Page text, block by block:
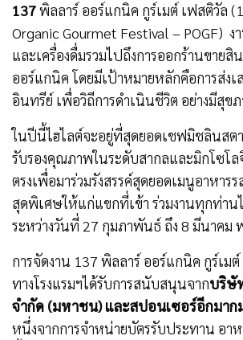
137พิลลาร์ ออร์แกนิค กูร์เมต์ เฟสติวัล
Organic Gourmet Festival – POGF) ง
และเครื่องดื่มรวมไปถึงการออกร้านขาย
ออร์แกนิค โดยมีเป้าหมายหลักคือการส่งเ
อินทรีย์ เพื่อวิถีการดำเนินชีวิต อย่างมีสุข
ในปีนี้ไฮไลต์จะอยู่ที่สุดยอดเชฟมิชลินสตา
รับรองคุณภาพในระดับสากลและมิกโซโ
ตรงเพื่อมาร่วมรังสรรค์สุดยอดเมนูอาหาร
สุดพิเศษให้แก่แขกที่เข้า ร่วมงานทุกท่าน
ระหว่างวันที่ 27 กุมภาพันธ์ ถึง 8 มีนาคม
การจัดงาน 137 พิลลาร์ ออร์แกนิค กูร์เม
ทางโรงแรมฯได้รับการสนับสนุนจากบริษั
จำกัด (มหาชน) และสปอนเซอร์อีกมาก
หนึ่งจากการจำหน่ายบัตรรับประทาน อาห